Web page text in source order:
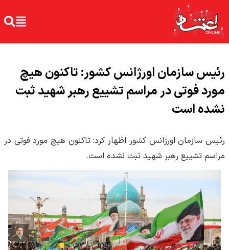
رئیس سازمان اورژانس کشور: تاکنون هیچ
مورد فوتی در مراسم تشییع رهبر شهید ثبت
نشده است
رئیس سازمان اورژانس کشور اظهار کرد: تاکنون هیچ مورد فوتی در
مراسم تشییع رهبر شهید ثبت نشده است.